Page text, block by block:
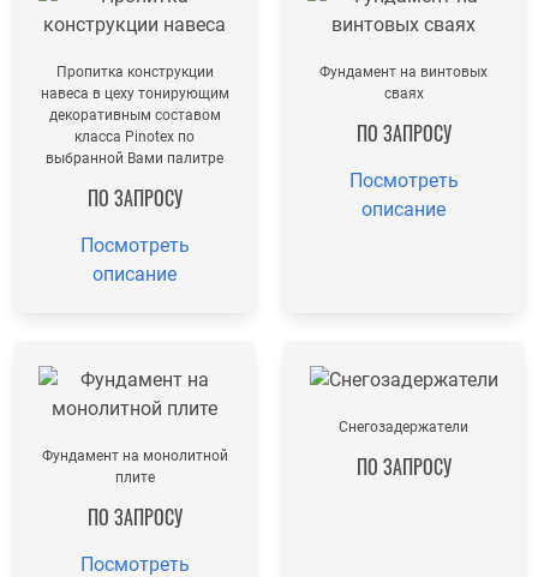
Пропитка конструкции
навеса в цеху тонирующим
декоративным составом
класса Pinotex по
выбранной Вами палитре
ПО ЗАПРОСУ
Посмотреть
описание
Фундамент на винтовых
сваях
ПО ЗАПРОСУ
Посмотреть
описание
Фундамент на монолитной
плите
ПО ЗАПРОСУ
Посмотреть
Снегозадержатели
ПО ЗАПРОСУ